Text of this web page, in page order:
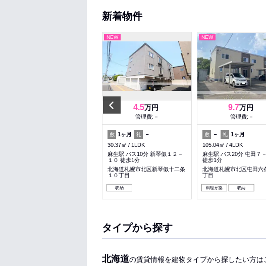
新着物件
Previous
NEW
4.5万円
管理費:－
敷 1ヶ月 礼
－
30.37㎡
1LDK
麻生駅 バス10分 新琴似１２－
１０ 徒歩1分
北海道札幌市北区新琴似十二条
１０丁目
収納
NEW
9.7万円
管理費:－
敷 － 礼 1ヶ月
105.04㎡
4LDK
麻生駅 バス20分 屯田７
徒歩1分
北海道札幌市北区屯田六
丁目
料理が楽 収納
タイプから探す
北海道の賃貸情報を建物タイプから探したい方は